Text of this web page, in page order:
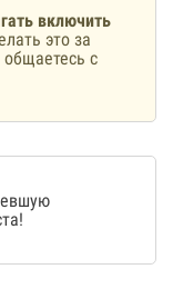
включить
это за
с